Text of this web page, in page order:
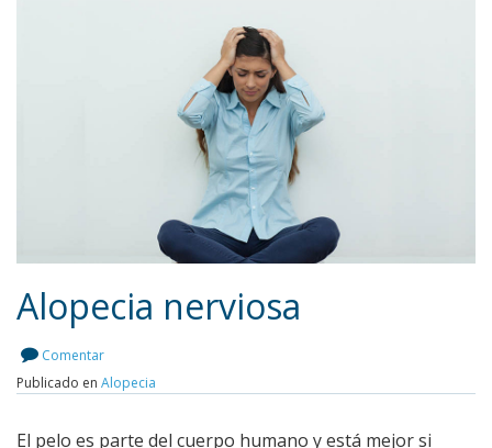
Leer más
Alopecia nerviosa
Comentar
Publicado en Alopecia
El pelo es parte del cuerpo humano y está mejor si